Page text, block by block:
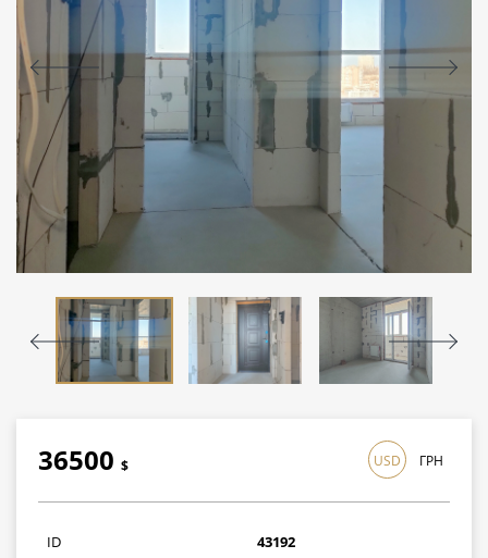
36500 $
1058500грн
USD ГРН
ID
43192